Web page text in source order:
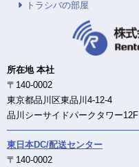
トラシバの部屋
所在地 本社
〒140-0002
東京都品川区東品川4-12-4
品川シーサイドパークタワー12F
東日本DC/配送センター
〒140-0002